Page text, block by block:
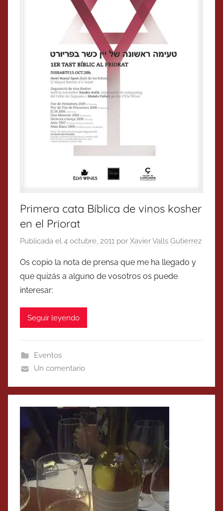
Primera cata Bíblica de vinos kosher
en el Priorat
Publicada el 4 octubre, 2011 por Xavier Valls Gutierrez
Os copio la nota de prensa que me ha llegado y
que quizás a alguno de vosotros os puede
interesar:
Seguir leyendo
Eventos
Un comentario